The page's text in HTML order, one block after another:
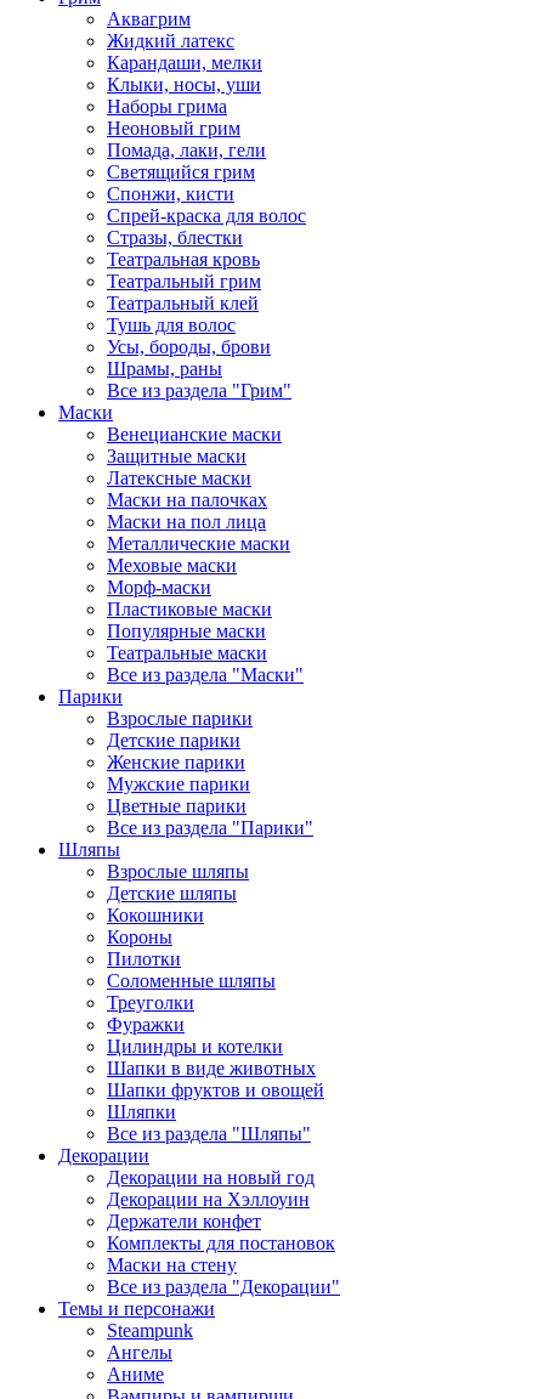
Аквагрим
Жидкий латекс
Карандаши, мелки
Клыки, носы, уши
Наборы грима
Неоновый грим
Помада, лаки, гели
Светящийся грим
Спонжи, кисти
Спрей-краска для волос
Стразы, блестки
Театральная кровь
Театральный грим
Театральный клей
Тушь для волос
Усы, бороды, брови
Шрамы, раны
Все из раздела "Грим"
Маски
Венецианские маски
Защитные маски
Латексные маски
Маски на палочках
Маски на пол лица
Металлические маски
Меховые маски
Морф-маски
Пластиковые маски
Популярные маски
Театральные маски
Все из раздела "Маски"
Парики
Взрослые парики
Детские парики
Женские парики
Мужские парики
Цветные парики
Все из раздела "Парики"
Шляпы
Взрослые шляпы
Детские шляпы
Кокошники
Короны
Пилотки
Соломенные шляпы
Треуголки
Фуражки
Цилиндры и котелки
Шапки в виде животных
Шапки фруктов и овощей
Шляпки
Все из раздела "Шляпы"
Декорации
Декорации на новый год
Декорации на Хэллоуин
Держатели конфет
Комплекты для постановок
Маски на стену
Все из раздела "Декорации"
Темы и персонажи
Steampunk
Ангелы
Аниме